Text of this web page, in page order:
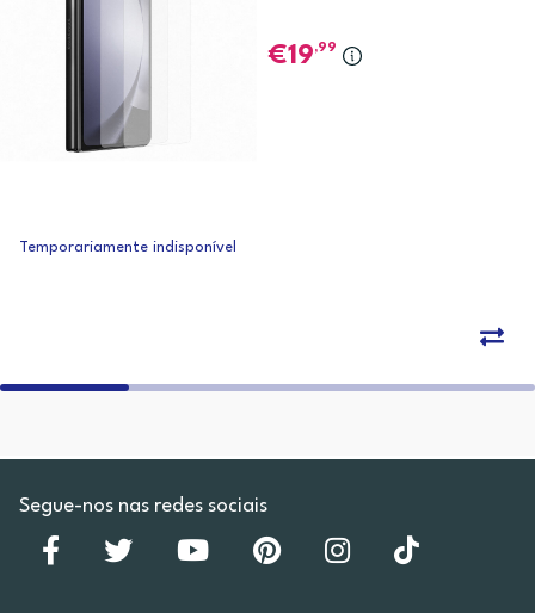
19,99
Temporariamente indisponível
Segue-nos nas redes sociais